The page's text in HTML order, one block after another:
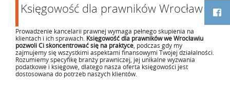
Księgowość dla prawników Wrocław
Prowadzenie kancelarii prawnej wymaga pełnego skupienia na
klientach i ich sprawach. Księgowość dla prawników we Wrocławiu
pozwoli Ci skoncentrować się na praktyce , podczas gdy my
zajmujemy się wszystkimi aspektami finansowymi Twojej działalności.
Rozumiemy specyfikę branży prawniczej, jej unikalne wyzwania
podatkowe i księgowe, dlatego nasza oferta księgowości jest
dostosowana do potrzeb naszych klientów.